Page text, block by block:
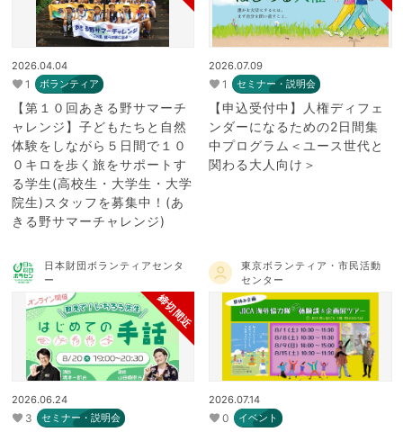
2026.04.04
1 ボランティア
【第１０回あきる野サマーチ
ャレンジ】子どもたちと自然
体験をしながら５日間で１０
０キロを歩く旅をサポートす
る学生(高校生・大学生・大学
院生)スタッフを募集中！(あ
きる野サマーチャレンジ)
2026.07.09
1 セミナー・説明会
【申込受付中】人権ディフェ
ンダーになるための2日間集
中プログラム＜ユース世代と
関わる大人向け＞
日本財団ボランティアセンタ
ー
締切間近
2026.06.24
3 セミナー・説明会
東京ボランティア・市民活動
センター
2026.07.14
0 イベント